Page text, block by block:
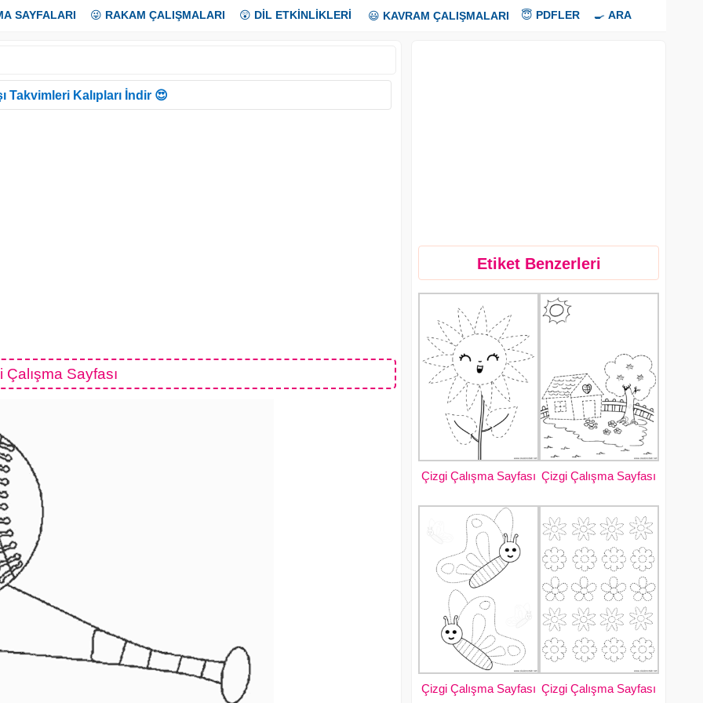
SAYFALARI 😜 RAKAM ÇALIŞMALARI 😲 DİL ETKİNLİKLERİ 😃 KAVRAM ÇALIŞMALARI 😇 PDFLER 🍳 ARA
Takvimleri Kalıpları İndir 😍
Çalışma Sayfası
Etiket Benzerleri
Çizgi Çalışma Sayfası Çizgi Çalışma Sayfası
Çizgi Çalışma Sayfası Çizgi Çalışma Sayfası